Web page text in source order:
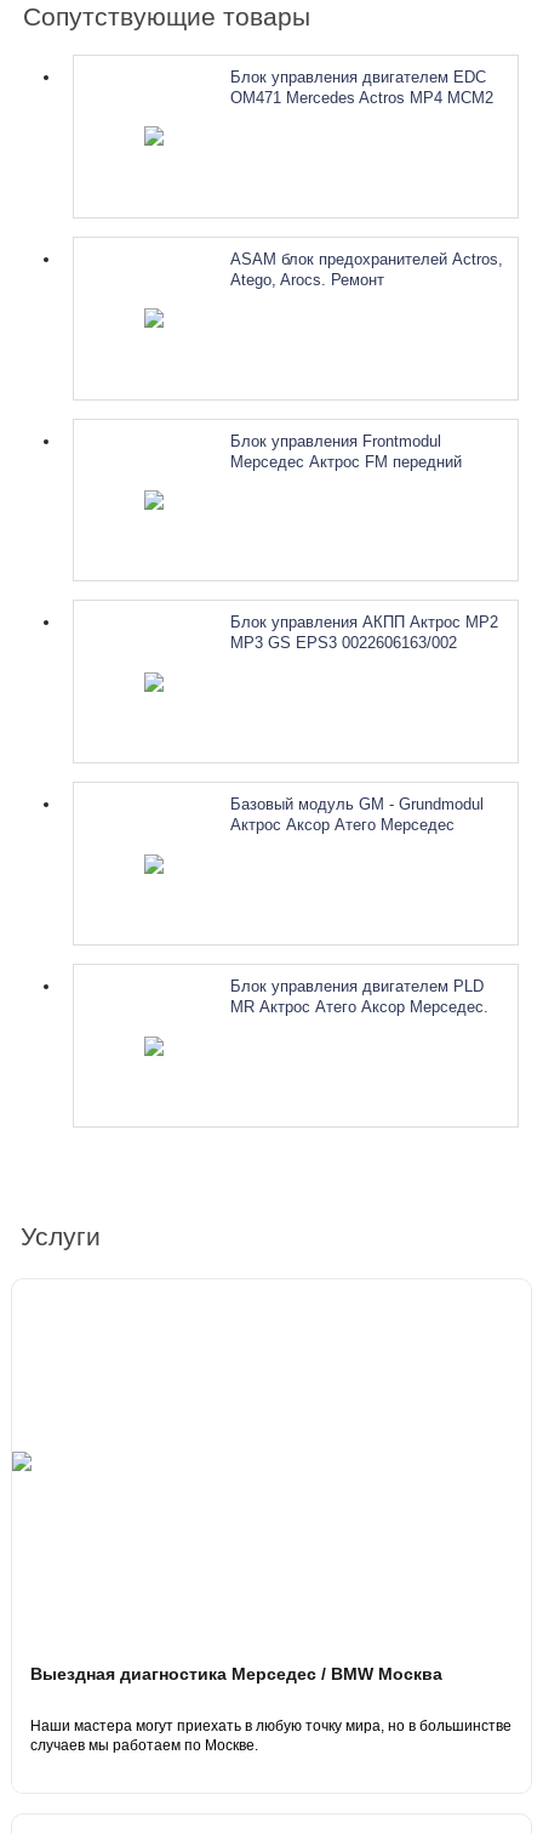
Сопутствующие товары
Блок управления двигателем EDC
OM471 Mercedes Actros MP4 MCM2
ASAM блок предохранителей Actros,
Atego, Arocs. Ремонт
Блок управления Frontmodul
Мерседес Актрос FM передний
Блок управления АКПП Актрос MP2
MP3 GS EPS3 0022606163/002
Базовый модуль GM - Grundmodul
Актрос Аксор Атего Мерседес
Блок управления двигателем PLD
MR Актрос Атего Аксор Мерседес.
Услуги
Выездная диагностика Мерседес / BMW Москва
Наши мастера могут приехать в любую точку мира, но в большинстве
случаев мы работаем по Москве.